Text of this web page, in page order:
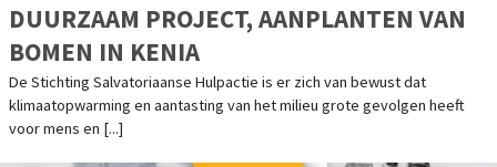
DUURZAAM PROJECT, AANPLANTEN VAN
BOMEN IN KENIA
De Stichting Salvatoriaanse Hulpactie is er zich van bewust dat
klimaatopwarming en aantasting van het milieu grote gevolgen heeft
voor mens en [...]